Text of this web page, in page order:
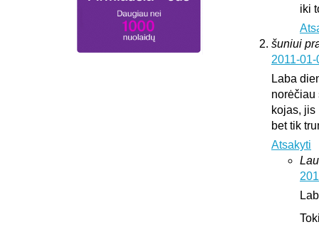
iki
šuniui
2011-
Laba
norėčiau
kojas,
bet tik
Atsakyti